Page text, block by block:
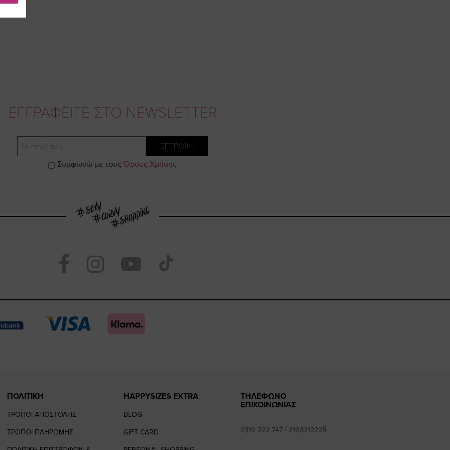
ΕΓΓΡΑΦΕΙΤΕ ΣΤΟ NEWSLETTER
Email
ΕΓΓΡΑΦΗ
Συμφωνώ με τους Όρους Χρήσης
Visit
https://www.facebook.com/happysizes/
page
Visit
https://www.instagram.com/
page
Visit
https://www.youtube.com/user/
feature=mhee
our
ΠΟΛΙΤΙΚΗ
ΤΡΟΠΟΙ ΑΠΟΣΤΟΛΗΣ
ΤΡΟΠΟΙ ΠΛΗΡΩΜΗΣ
HAPPYSIZES EXTRA
BLOG
GIFT CARD
ΤΗΛΕΦΩΝΟ
ΕΠΙΚΟΙΝΩΝΙΑΣ
2310 222 747 / 2103212226